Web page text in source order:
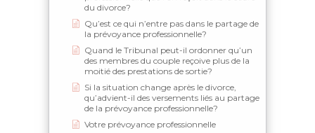
du divorce?
Qu’est ce qui n’entre pas dans le partage de
la prévoyance professionnelle?
Quand le Tribunal peut-il ordonner qu’un
des membres du couple reçoive plus de la
moitié des prestations de sortie?
Si la situation change après le divorce,
qu’advient-il des versements liés au partage
de la prévoyance professionnelle?
Votre prévoyance professionnelle